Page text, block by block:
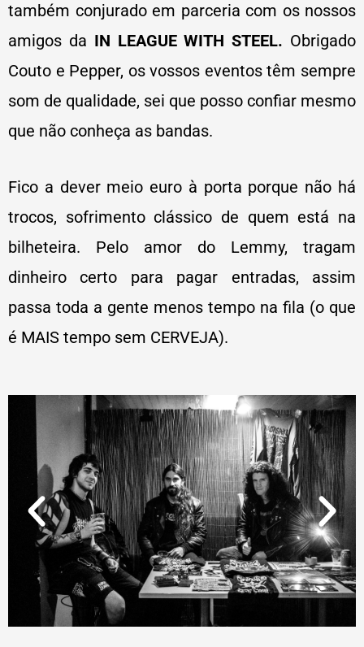
também conjurado em parceria com os nossos
amigos da IN LEAGUE WITH STEEL. Obrigado
Couto e Pepper, os vossos eventos têm sempre
som de qualidade, sei que posso confiar mesmo
que não conheça as bandas.
Fico a dever meio euro à porta porque não há
trocos, sofrimento clássico de quem está na
bilheteira. Pelo amor do Lemmy, tragam
dinheiro certo para pagar entradas, assim
passa toda a gente menos tempo na fila (o que
é MAIS tempo sem CERVEJA).